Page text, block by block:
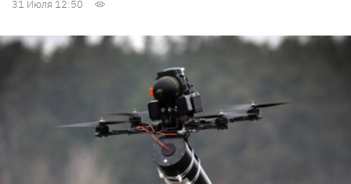
31 Июля 12:50